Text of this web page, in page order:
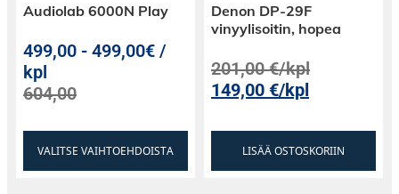
Audiolab 6000N Play
499,00 -499,00€ /
kpl
604,00
VALITSE VAIHTOEHDOISTA
Denon DP-29F
vinyylisoitin, hopea
201,00€/kpl
149,00€/kpl
LISÄÄ OSTOSKORIIN